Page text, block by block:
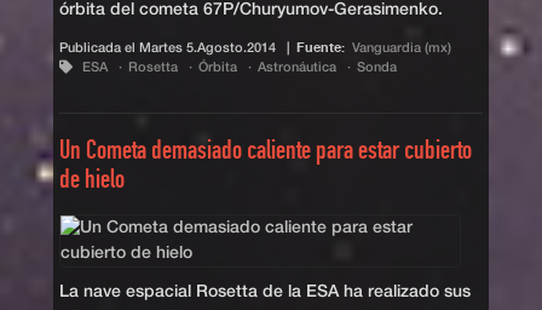
órbita del cometa 67P/Churyumov-Gerasimenko.
Publicada el Martes 5.Agosto.2014 Fuente: Vanguardia (mx)
ESA
Rosetta Órbita Astronáutica Sonda
Un Cometa demasiado caliente para estar cubierto
de hielo
La nave espacial Rosetta de la ESA ha realizado sus